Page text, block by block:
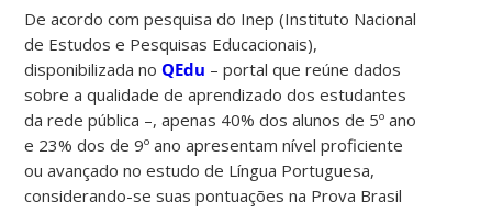
De acordo com pesquisa do Inep (Instituto Nacional
de Estudos e Pesquisas Educacionais),
disponibilizada noQEdu – portal que reúne dados
sobre a qualidade de aprendizado dos estudantes
da rede pública –, apenas 40% dos alunos de 5º ano
e 23% dos de 9º ano apresentam nível proficiente
ou avançado no estudo de Língua Portuguesa,
considerando-se suas pontuações na Prova Brasil